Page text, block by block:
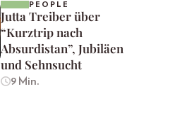
PEOPLE
Jutta Treiber über
“Kurztrip nach
Absurdistan”, Jubiläen
und Sehnsucht
9 Min.